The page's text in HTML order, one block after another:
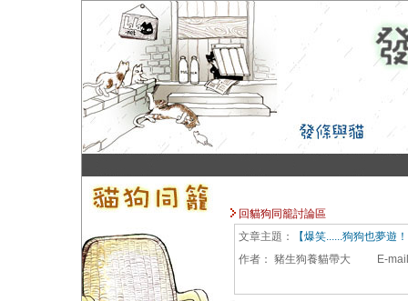
回貓狗同籠討論區
文章主題：
【爆笑......狗狗也夢遊
作者： 豬生狗養貓帶大 E-mail